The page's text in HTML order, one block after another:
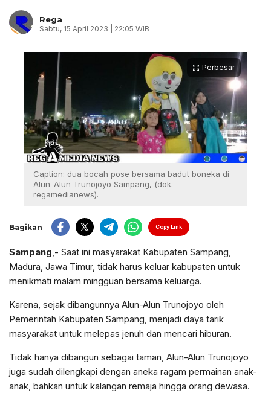
Rega
Sabtu, 15 April 2023 | 22:05 WIB
Perbesar
Caption: dua bocah pose bersama badut boneka di
Alun-Alun Trunojoyo Sampang, (dok.
regamedianews).
Bagikan Copy Link
Sampang,- Saat ini masyarakat Kabupaten Sampang,
Madura, Jawa Timur, tidak harus keluar kabupaten untuk
menikmati malam mingguan bersama keluarga.
Karena, sejak dibangunnya Alun-Alun Trunojoyo oleh
Pemerintah Kabupaten Sampang, menjadi daya tarik
masyarakat untuk melepas jenuh dan mencari hiburan.
Tidak hanya dibangun sebagai taman, Alun-Alun Trunojoyo
juga sudah dilengkapi dengan aneka ragam permainan anak-
anak, bahkan untuk kalangan remaja hingga orang dewasa.